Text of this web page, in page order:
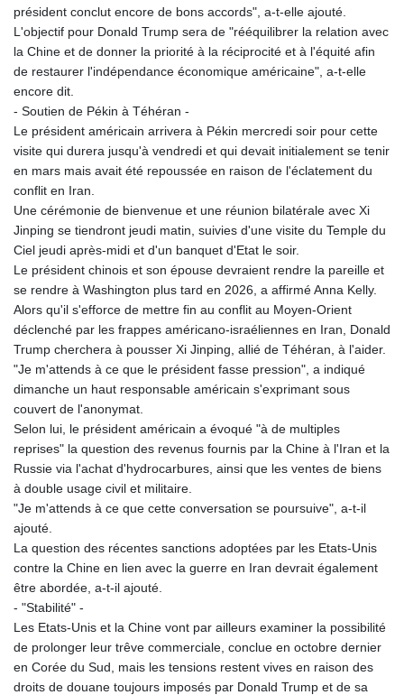
président conclut encore de bons accords", a-t-elle ajouté.
L'objectif pour Donald Trump sera de "rééquilibrer la relation avec
la Chine et de donner la priorité à la réciprocité et à l'équité afin
de restaurer l'indépendance économique américaine", a-t-elle
encore dit.
- Soutien de Pékin à Téhéran -
Le président américain arrivera à Pékin mercredi soir pour cette
visite qui durera jusqu'à vendredi et qui devait initialement se tenir
en mars mais avait été repoussée en raison de l'éclatement du
conflit en Iran.
Une cérémonie de bienvenue et une réunion bilatérale avec Xi
Jinping se tiendront jeudi matin, suivies d'une visite du Temple du
Ciel jeudi après-midi et d'un banquet d'Etat le soir.
Le président chinois et son épouse devraient rendre la pareille et
se rendre à Washington plus tard en 2026, a affirmé Anna Kelly.
Alors qu'il s'efforce de mettre fin au conflit au Moyen-Orient
déclenché par les frappes américano-israéliennes en Iran, Donald
Trump cherchera à pousser Xi Jinping, allié de Téhéran, à l'aider.
"Je m'attends à ce que le président fasse pression", a indiqué
dimanche un haut responsable américain s'exprimant sous
couvert de l'anonymat.
Selon lui, le président américain a évoqué "à de multiples
reprises" la question des revenus fournis par la Chine à l'Iran et la
Russie via l'achat d'hydrocarbures, ainsi que les ventes de biens
à double usage civil et militaire.
"Je m'attends à ce que cette conversation se poursuive", a-t-il
ajouté.
La question des récentes sanctions adoptées par les Etats-Unis
contre la Chine en lien avec la guerre en Iran devrait également
être abordée, a-t-il ajouté.
- "Stabilité" -
Les Etats-Unis et la Chine vont par ailleurs examiner la possibilité
de prolonger leur trêve commerciale, conclue en octobre dernier
en Corée du Sud, mais les tensions restent vives en raison des
droits de douane toujours imposés par Donald Trump et de sa